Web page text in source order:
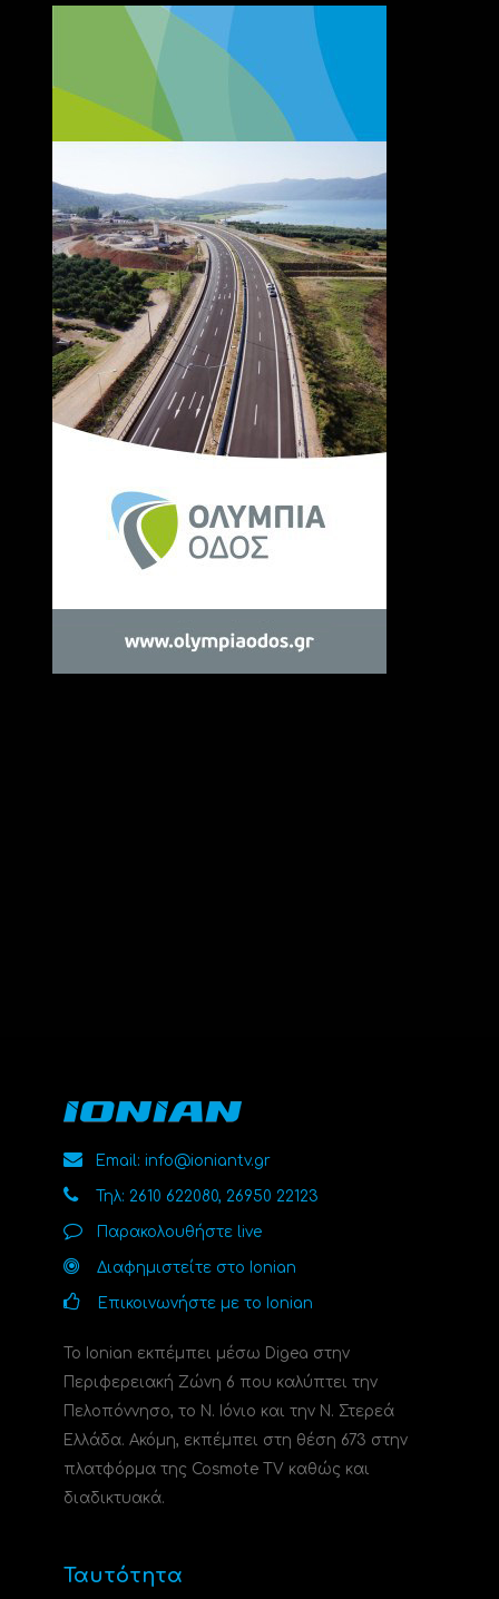
Email: info@ioniantv.gr
Τηλ: 2610 622080, 26950 22123
Παρακολουθήστε live
Διαφημιστείτε στο Ionian
Επικοινωνήστε με το Ionian
Το Ionian εκπέμπει μέσω Digea στην
Περιφερειακή Ζώνη 6 που καλύπτει την
Πελοπόννησο, το N. Ιόνιο και την Ν. Στερεά
Ελλάδα. Ακόμη, εκπέμπει στη θέση 673 στην
πλατφόρμα της Cosmote TV καθώς και
διαδικτυακά.
Ταυτότητα